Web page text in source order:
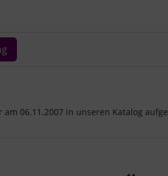
06.11.2007 in unseren Katalog